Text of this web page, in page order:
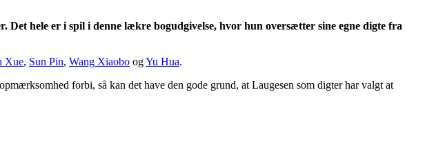
Det hele er i spil i denne lækre bogudgivelse, hvor hun oversætter sine egne digte fra
Xue, Sun Pin, Wang Xiaobo ogYu Hua.
forbi, så kan det have den gode grund, at Laugesen som digter har valgt at